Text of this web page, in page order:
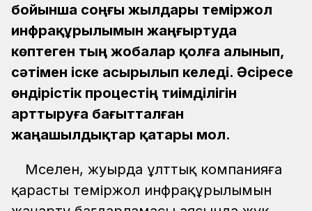
бойынша соңғы жылдары теміржол
инфрақұрылымын жаңғыртуда
көптеген тың жобалар қолға алынып,
сәтімен іске асырылып келеді. Әсіресе
өндірістік процестің тиімділігін
арттыруға бағытталған
жаңашылдықтар қатары мол.
Мәселен, жуырда ұлттық компанияға
қарасты теміржол инфрақұрылымын